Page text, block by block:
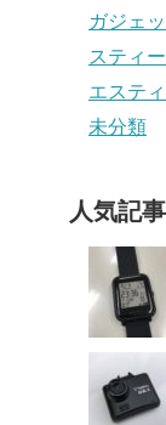
ガジェッ
スティ
エステ
未分類
人気記事